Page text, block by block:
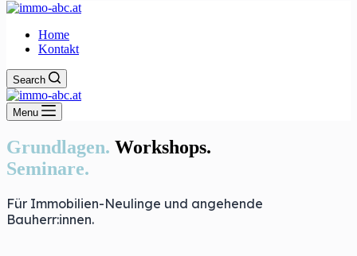
Home
Kontakt
Search
Menu
Grundlagen. Workshops.
Seminare.
Für Immobilien-Neulinge und angehende
Bauherr:innen.